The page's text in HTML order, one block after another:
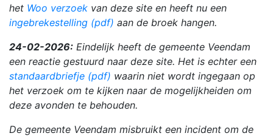
het Woo verzoek van deze site en heeft nu een
ingebrekestelling (pdf) aan de broek hangen.
24-02-2026: Eindelijk heeft de gemeente Veendam
een reactie gestuurd naar deze site. Het is echter een
standaardbriefje (pdf) waarin niet wordt ingegaan op
het verzoek om te kijken naar de mogelijkheiden om
deze avonden te behouden.
De gemeente Veendam misbruikt een incident om de